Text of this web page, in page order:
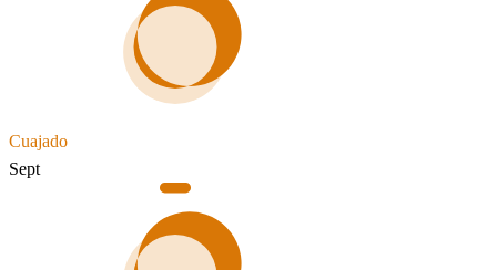
Cuajado
Sept